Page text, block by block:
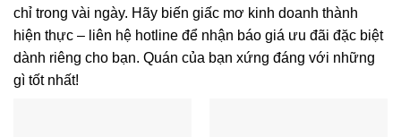
chỉ trong vài ngày. Hãy biến giấc mơ kinh doanh thành
hiện thực – liên hệ hotline để nhận báo giá ưu đãi đặc biệt
dành riêng cho bạn. Quán của bạn xứng đáng với những
gì tốt nhất!